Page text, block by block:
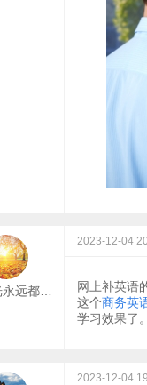
2023-12-04
网上补英语
这个商务英
学习效果了
2023-12-04